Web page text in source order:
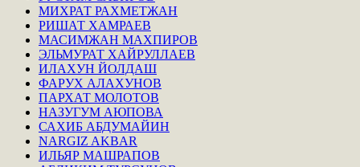
МИХРАТ РАХМЕТЖАН
РИШАТ ХАМРАЕВ
МАСИМЖАН МАХПИРОВ
ЭЛЬМУРАТ ХАЙРУЛЛАЕВ
ИЛАХУН ЙОЛДАШ
ФАРУХ АЛАХУНОВ
ПАРХАТ МОЛОТОВ
НАЗУГУМ АЮПОВА
САХИБ АБДУМАЙИН
NARGIZ AKBAR
ИЛЬЯР МАШРАПОВ